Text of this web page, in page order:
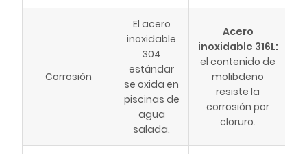
Corrosión
El acero
inoxidable
304
estándar
se oxida en
piscinas de
agua
salada.
Acero
inoxidable 316L:
el contenido de
molibdeno
resiste la
corrosión por
cloruro.